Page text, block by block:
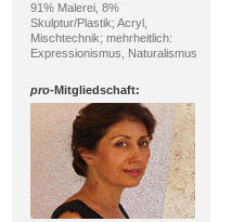
91% Malerei, 8%
Skulptur/Plastik; Acryl,
Mischtechnik; mehrheitlich:
Expressionismus, Naturalismus
pro-Mitgliedschaft: